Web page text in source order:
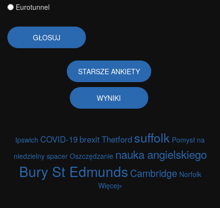
Eurotunnel
STARSZE ANKIETY
WYNIKI
Ipswich COVID-19 brexitThetford suffolk Pomysł na
niedzielny spacer Oszczędzanie nauka angielskiego
Bury St Edmunds Cambridge Norfolk
Więcej